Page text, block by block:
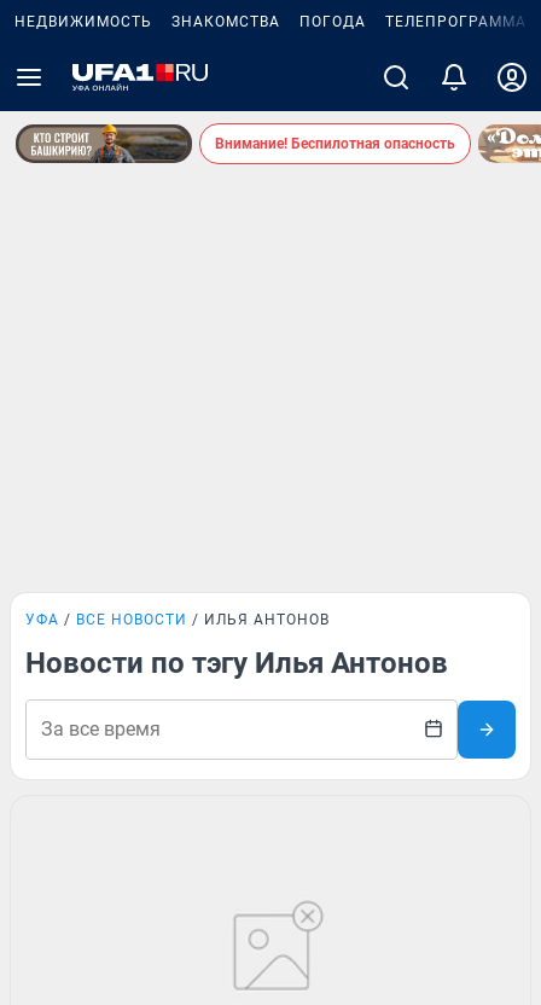
НЕДВИЖИМОСТЬ ЗНАКОМСТВА ПОГОДА ТЕЛЕПРОГРАММА
Внимание! Беспилотная опасность
УФА ВСЕ НОВОСТИ ИЛЬЯ АНТОНОВ
Новости по тэгу Илья Антонов